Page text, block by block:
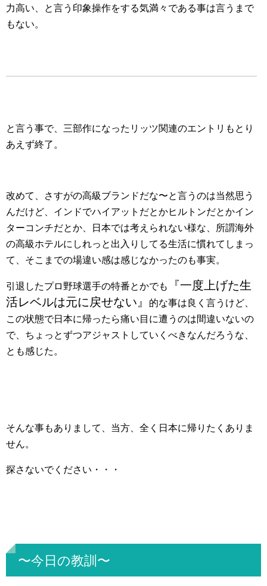
力高い、と言う印象操作をする気満々である事は言うまで
もない。
と言う事で、三部作になったリッツ関連のエントリもとり
あえず終了。
改めて、さすがの高級ブランドだな〜と言うのは当然思う
んだけど、インドでハイアットだとかヒルトンだとかイン
ターコンチだとか、日本では考えられない様な、所謂海外
の高級ホテルにしれっと出入りしてる生活に慣れてしまっ
て、そこまでの場違い感は感じなかったのも事実。
引退したプロ野球選手の特番とかでも
『一度上げた生
活レベルは元に戻せない』
的な事は良く言うけど、
この状態で日本に帰ったら痛い目に遭うのは間違いないの
で、ちょっとずつアジャストしていくべきなんだろうな、
とも感じた。
そんな事もありまして、当方、全く日本に帰りたくありま
せん。
探さないでください・・・
〜今日の教訓〜